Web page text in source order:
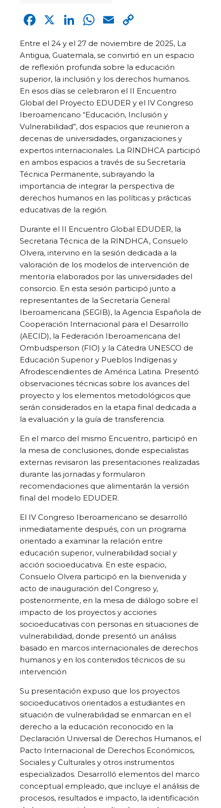
Facebook
X LinkedIn
WhatsApp
Email
Link
Entre el 24 y el 27 de noviembre de 2025, La
Antigua, Guatemala, se convirtió en un espacio
de reflexión profunda sobre la educación
superior, la inclusión y los derechos humanos.
En esos días se celebraron el II Encuentro
Global del Proyecto EDUDER y el IV Congreso
Iberoamericano “Educación, Inclusión y
Vulnerabilidad”, dos espacios que reunieron a
decenas de universidades, organizaciones y
expertos internacionales. La RINDHCA participó
en ambos espacios a través de su Secretaría
Técnica Permanente, subrayando la
importancia de integrar la perspectiva de
derechos humanos en las políticas y prácticas
educativas de la región.
Durante el II Encuentro Global EDUDER, la
Secretaria Técnica de la RINDHCA, Consuelo
Olvera, intervino en la sesión dedicada a la
valoración de los modelos de intervención de
mentoría elaborados por las universidades del
consorcio. En esta sesión participó junto a
representantes de la Secretaría General
Iberoamericana (SEGIB), la Agencia Española de
Cooperación Internacional para el Desarrollo
(AECID), la Federación Iberoamericana del
Ombudsperson (FIO) y la Cátedra UNESCO de
Educación Superior y Pueblos Indígenas y
Afrodescendientes de América Latina. Presentó
observaciones técnicas sobre los avances del
proyecto y los elementos metodológicos que
serán considerados en la etapa final dedicada a
la evaluación y la guía de transferencia.
En el marco del mismo Encuentro, participó en
la mesa de conclusiones, donde especialistas
externas revisaron las presentaciones realizadas
durante las jornadas y formularon
recomendaciones que alimentarán la versión
final del modelo EDUDER.
El IV Congreso Iberoamericano se desarrolló
inmediatamente después, con un programa
orientado a examinar la relación entre
educación superior, vulnerabilidad social y
acción socioeducativa. En este espacio,
Consuelo Olvera participó en la bienvenida y
acto de inauguración del Congreso y,
posteriormente, en la mesa de diálogo sobre el
impacto de los proyectos y acciones
socioeducativas con personas en situaciones de
vulnerabilidad, donde presentó un análisis
basado en marcos internacionales de derechos
humanos y en los contenidos técnicos de su
intervención
Su presentación expuso que los proyectos
socioeducativos orientados a estudiantes en
situación de vulnerabilidad se enmarcan en el
derecho a la educación reconocido en la
Declaración Universal de Derechos Humanos, el
Pacto Internacional de Derechos Económicos,
Sociales y Culturales y otros instrumentos
especializados. Desarrolló elementos del marco
conceptual empleado, que incluye el análisis de
procesos, resultados e impacto, la identificación